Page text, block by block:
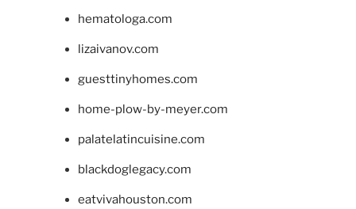
hematologa.com
lizaivanov.com
guesttinyhomes.com
home-plow-by-meyer.com
palatelatincuisine.com
blackdoglegacy.com
eatvivahouston.com